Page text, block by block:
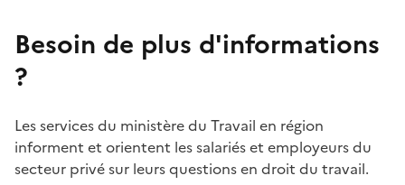
Besoin de plus d'informations
?
Les services du ministère du Travail en région
informent et orientent les salariés et employeurs du
secteur privé sur leurs questions en droit du travail.